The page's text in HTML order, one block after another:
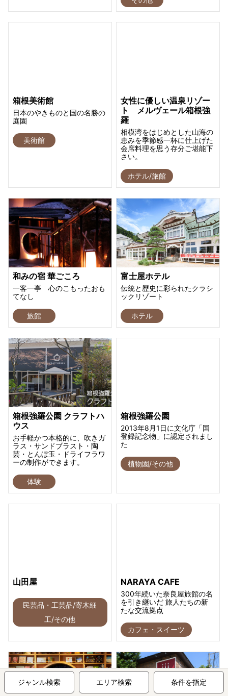
箱根美術館
日本のやきものと国の名勝の
庭園
美術館
女性に優しい温泉リゾー
ト メルヴェール箱根強
羅
相模湾をはじめとした山海の
恵みを季節感一杯に仕上げた
会席料理を思う存分ご堪能下
さい。
ホテル/旅館
和みの宿 華ごころ
一客一亭 心のこもったおも
てなし
旅館
富士屋ホテル
伝統と歴史に彩られたクラシ
ックリゾート
ホテル
箱根強羅公園 クラフトハ
ウス
お手軽かつ本格的に、吹きガ
ラス・サンドブラスト・陶
芸・とんぼ玉・ドライフラワ
ーの制作ができます。
体験
箱根強羅公園
2013年8月1日に文化庁「国
登録記念物」に認定されまし
た
植物園/その他
山田屋
民芸品・工芸品/寄木細
工/その他
NARAYA CAFE
300年続いた奈良屋旅館の名
を引き継いだ 旅人たちの新
たな交流拠点
カフェ・スイーツ
ジャンル検索 エリア検索 条件を指定